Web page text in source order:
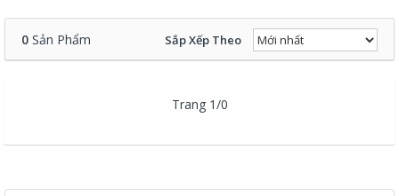
0 Sản Phẩm Sắp Xếp Theo
Trang 1/0